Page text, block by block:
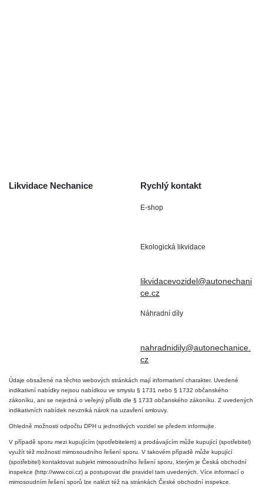
Likvidace Nechanice Rychlý kontakt
E-shop
Ekologická likvidace
likvidacevozidel@autonechani
ce.cz
Náhradní díly
nahradnidily@autonechanice.
cz
Údaje obsažené na těchto webových stránkách mají informativní charakter. Uvedené
indikativní nabídky nejsou nabídkou ve smyslu § 1731 nebo § 1732 občanského
zákoníku, ani se nejedná o veřejný příslib dle § 1733 občanského zákoníku. Z uvedených
indikativních nabídek nevzniká nárok na uzavření smlouvy.
Ohledně možnosti odpočtu DPH u jednotlivých vozidel se předem informujte.
V případě sporu mezi kupujícím (spotřebitelem) a prodávajícím může kupující (spotřebitel)
využít též možnosti mimosoudního řešení sporu. V takovém případě může kupující
(spotřebitel) kontaktovat subjekt mimosoudního řešení sporu, kterým je Česká obchodní
inspekce (http://www.coi.cz) a postupovat dle pravidel tam uvedených. Více informací o
mimosoudním řešení sporů lze nalézt též na stránkách České obchodní inspekce.